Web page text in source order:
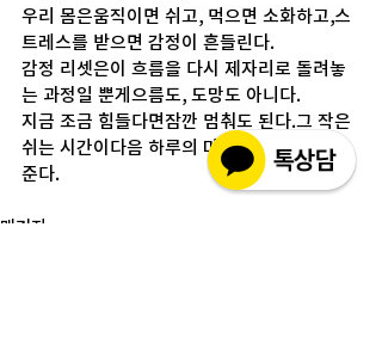
우리 몸은움직이면 쉬고, 먹으면 소화하고,스
트레스를 받으면 감정이 흔들린다.
감정 리셋은이 흐름을 다시 제자리로 돌려놓
는 과정일 뿐게으름도, 도망도 아니다.
지금 조금 힘들다면잠깐 멈춰도 된다.그 작은
쉬는 시간이다음 하루의 마음 여유를 되돌려
준다.
매거진